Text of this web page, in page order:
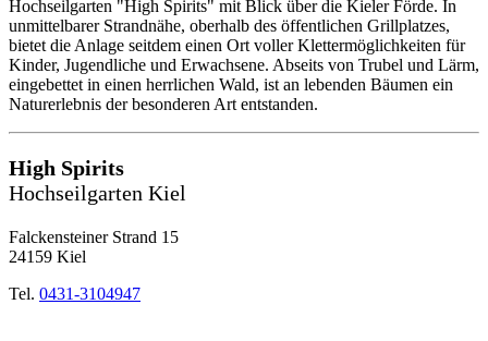
Hochseilgarten "High Spirits" mit Blick über die Kieler Förde. In
unmittelbarer Strandnähe, oberhalb des öffentlichen Grillplatzes,
bietet die Anlage seitdem einen Ort voller Klettermöglichkeiten für
Kinder, Jugendliche und Erwachsene. Abseits von Trubel und Lärm,
eingebettet in einen herrlichen Wald, ist an lebenden Bäumen ein
Naturerlebnis der besonderen Art entstanden.
High Spirits
Hochseilgarten Kiel
Falckensteiner Strand 15
24159 Kiel
Tel. 0431-3104947